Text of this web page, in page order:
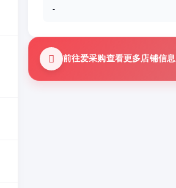
-
前往爱采购查看更多店铺信息